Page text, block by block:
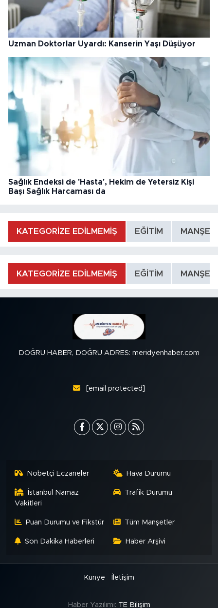
Uzman Doktorlar Uyardı: Kanserin Yaşı Düşüyor
Sağlık Endeksi de 'Hasta', Hekim de Yetersiz Kişi
Başı Sağlık Harcaması da
KATEGORİZE EDİLMEMİŞ EĞİTİM MANŞET
KATEGORİZE EDİLMEMİŞ EĞİTİM MANŞET
DOĞRU HABER, DOĞRU ADRES: meridyenhaber.com
[email protected]
Nöbetçi Eczaneler Hava Durumu
İstanbul Namaz
Vakitleri
Trafik Durumu
Puan Durumu ve Fikstür Tüm Manşetler
Son Dakika Haberleri Haber Arşivi
Künye İletişim
Haber Yazılımı: TE Bilişim